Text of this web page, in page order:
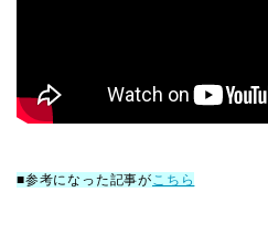
■参考になった記事がこちら